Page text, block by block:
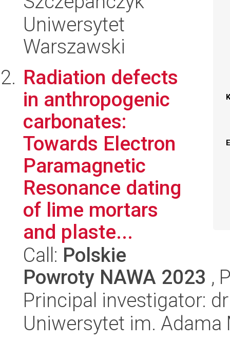
Uniwersytet
Warszawski
Radiation defects
in anthropogenic
carbonates:
Towards Electron
Paramagnetic
Resonance dating
of lime mortars
and plaste...
Call: Polskie
Powroty NAWA 2023 ,
Principal investigator:
Uniwersytet im.